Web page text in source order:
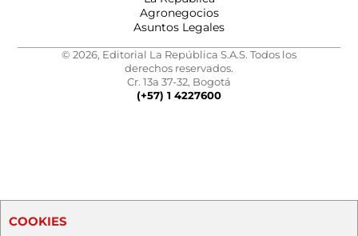
Agronegocios
Asuntos Legales
© 2026, Editorial La República S.A.S. Todos los
derechos reservados.
Cr. 13a 37-32, Bogotá
(+57) 1 4227600
COOKIES